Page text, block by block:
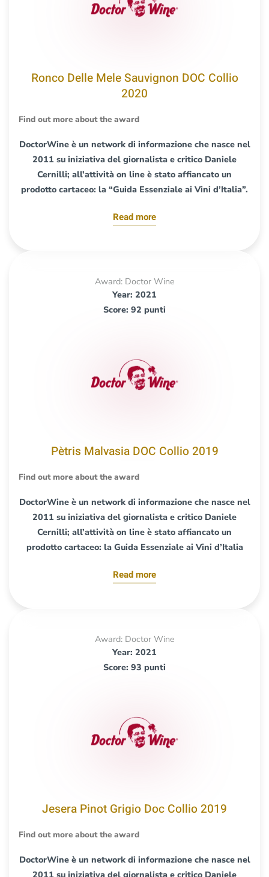
Ronco Delle Mele Sauvignon DOC Collio
2020
Find out more about the award
DoctorWine è un network di informazione che nasce nel
2011 su iniziativa del giornalista e critico Daniele
Cernilli; all’attività on line è stato affiancato un
prodotto cartaceo: la “Guida Essenziale ai Vini d’Italia”.
Read more
Award: Doctor Wine
Year: 2021
Score: 92 punti
Pètris Malvasia DOC Collio 2019
Find out more about the award
DoctorWine è un network di informazione che nasce nel
2011 su iniziativa del giornalista e critico Daniele
Cernilli; all’attività on line è stato affiancato un
prodotto cartaceo: la Guida Essenziale ai Vini d’Italia
Read more
Award: Doctor Wine
Year: 2021
Score: 93 punti
Jesera Pinot Grigio Doc Collio 2019
Find out more about the award
DoctorWine è un network di informazione che nasce nel
2011 su iniziativa del giornalista e critico Daniele